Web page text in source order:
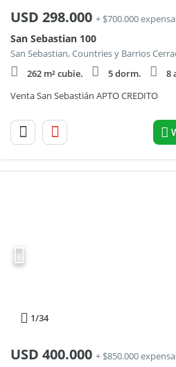
USD 298.000 + $700.000
San Sebastian 100
San Sebastian, Countries y Barrios
262 m² cubie.
5 dorm.
8
Venta San Sebastián APTO CREDITO
1/34
USD 400.000 + $850.000